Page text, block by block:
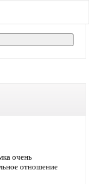
очень
отношение